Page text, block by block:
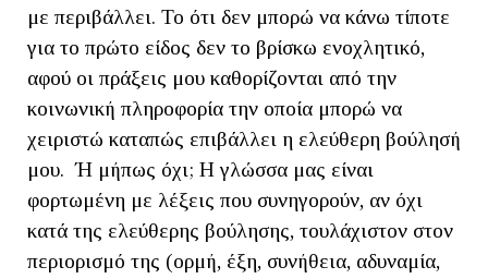
με περιβάλλει. Το ότι δεν μπορώ να κάνω τίποτε
για το πρώτο είδος δεν το βρίσκω ενοχλητικό,
αφού οι πράξεις μου καθορίζονται από την
κοινωνική πληροφορία την οποία μπορώ να
χειριστώ καταπώς επιβάλλει η ελεύθερη βούλησή
μου. Ή μήπως όχι; Η γλώσσα μας είναι
φορτωμένη με λέξεις που συνηγορούν, αν όχι
κατά της ελεύθερης βούλησης, τουλάχιστον στον
περιορισμό της (ορμή, έξη, συνήθεια, αδυναμία,